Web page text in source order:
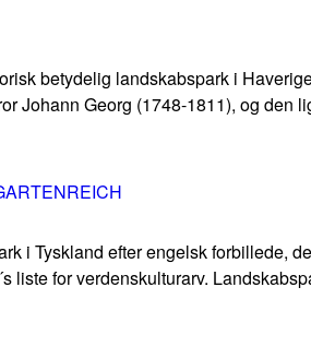
betydelig landskabspark i
Johann Georg (1748-1811), og den
i Tyskland efter engelsk forbillede,
liste for verdenskulturarv.